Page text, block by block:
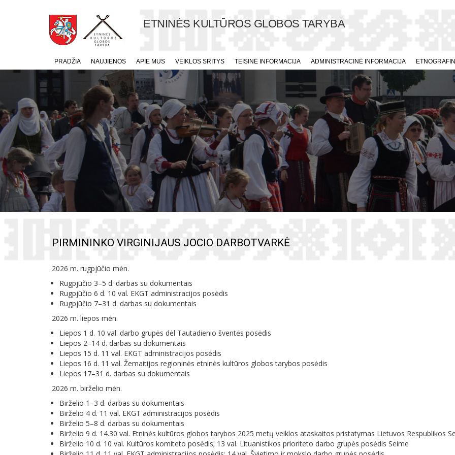
ETNINĖS KULTŪROS GLOBOS TARYBA
PRADŽIA NAUJIENOS APIE MUS VEIKLOS SRITYS TEISINĖ INFORMACIJA ADMINISTRACINĖ INFORMACIJA
PIRMININKO VIRGINIJAUS JOCIO DARBOTVARKĖ
2026 m. rugpjūčio mėn.
Rugpjūčio 3–5 d. darbas su dokumentais
Rugpjūčio 6 d. 10 val. EKGT administracijos posėdis
Rugpjūčio 7–31 d. darbas su dokumentais
2026 m. liepos mėn.
Liepos 1 d. 10 val. darbo grupės dėl Tautadienio šventės posėdis
Liepos 2–14 d. darbas su dokumentais
Liepos 15 d. 11 val. EKGT administracijos posėdis
Liepos 16 d. 11 val. Žemaitijos regioninės etninės kultūros globos tarybos posėdis
Liepos 17–31 d. darbas su dokumentais
2026 m. birželio mėn.
Birželio 1–3 d. darbas su dokumentais
Birželio 4 d. 11 val. EKGT administracijos posėdis
Birželio 5–8 d. darbas su dokumentais
Birželio 9 d. 14.30 val. Etninės kultūros globos tarybos 2025 metų veiklos ataskaitos pristatymas Lietuvos Respublikos
Birželio 10 d. 10 val. Kultūros komiteto posėdis; 13 val. Lituanistikos prioriteto darbo grupės posėdis Seime